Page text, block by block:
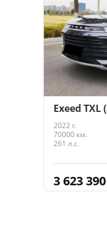
Exeed
2022 г.
70000 км.
261 л.с.
3 623 390